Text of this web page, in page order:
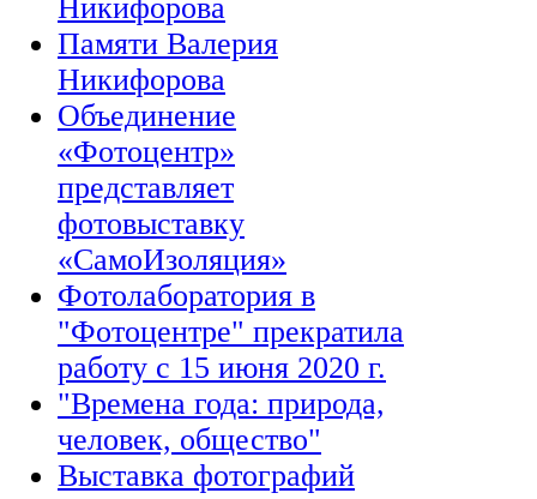
Никифорова
Памяти Валерия
Никифорова
Объединение
«Фотоцентр»
представляет
фотовыставку
«СамоИзоляция»
Фотолаборатория в
"Фотоцентре" прекратила
работу с 15 июня 2020 г.
"Времена года: природа,
человек, общество"
Выставка фотографий